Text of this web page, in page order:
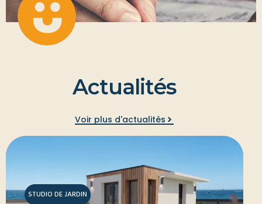
Actualités
Voir plus d'actualités
STUDIO DE JARDIN